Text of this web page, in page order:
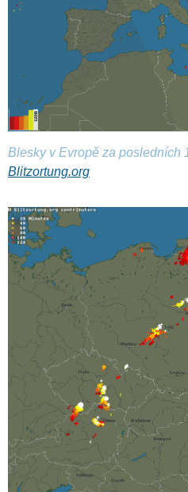
Blesky v Evropě za posledních
Blitzortung.org